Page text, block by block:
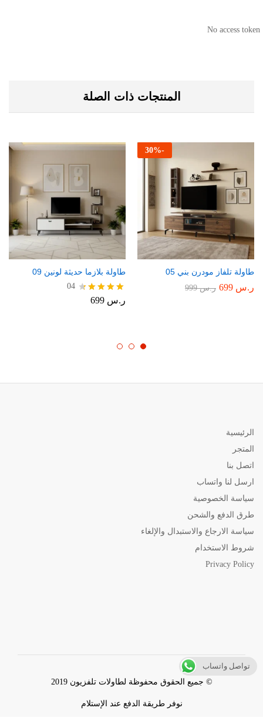
No access token
المنتجات ذات الصلة
-
30%
طاولة تلفاز مودرن بني 05
ر.س ر.س999
طاولة بلازما حديثة لونين 09
تم التقييم
04
ر.س
الرئيسية
المتجر
اتصل بنا
ارسل لنا واتساب
سياسة الخصوصية
طرق الدفع والشحن
سياسة الارجاع والاستبدال والإلغاء
شروط الاستخدام
Privacy Policy
© جميع الحقوق محفوظة لطاولات تلفزيون 2019
نوفر طريقة الدفع عند الإستلام
تواصل واتساب